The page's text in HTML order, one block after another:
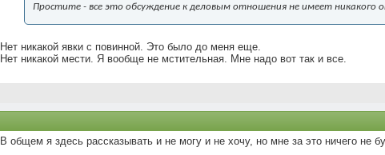
Простите - все это обсуждение к деловым отношения не имеет никакого
Нет никакой явки с повинной. Это было до меня еще.
Нет никакой мести. Я вообще не мстительная. Мне надо вот так и все.
В общем я здесь рассказывать и не могу и не хочу, но мне за это ничего не